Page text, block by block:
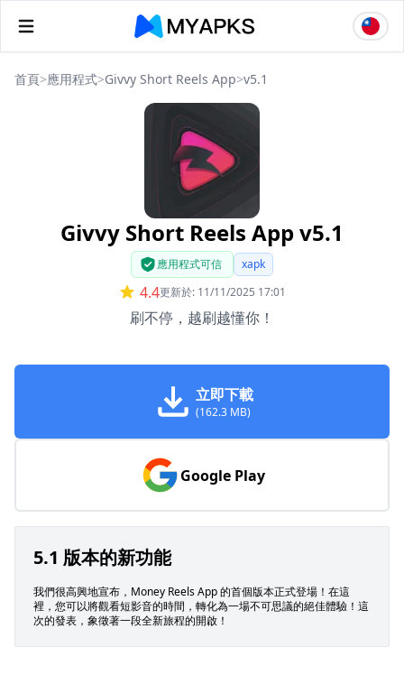
首頁>應用程式>Givvy Short Reels App>v5.1
Givvy Short Reels App v5.1
應用程式可信 xapk
4.4更新於: 11/11/2025 17:01
刷不停，越刷越懂你！
立即下載
(162.3 MB)
Google Play
5.1 版本的新功能
我們很高興地宣布，Money Reels App 的首個版本正式登場！在這
裡，您可以將觀看短影音的時間，轉化為一場不可思議的絕佳體驗！這
次的發表，象徵著一段全新旅程的開啟！